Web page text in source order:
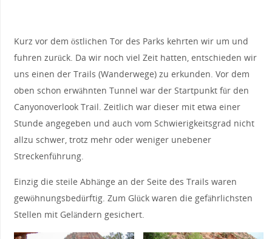
Kurz vor dem östlichen Tor des Parks kehrten wir um und
fuhren zurück. Da wir noch viel Zeit hatten, entschieden wir
uns einen der Trails (Wanderwege) zu erkunden. Vor dem
oben schon erwähnten Tunnel war der Startpunkt für den
Canyonoverlook Trail. Zeitlich war dieser mit etwa einer
Stunde angegeben und auch vom Schwierigkeitsgrad nicht
allzu schwer, trotz mehr oder weniger unebener
Streckenführung.
Einzig die steile Abhänge an der Seite des Trails waren
gewöhnungsbedürftig. Zum Glück waren die gefährlichsten
Stellen mit Geländern gesichert.